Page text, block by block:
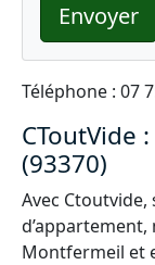
Envoyer
Téléphone : 07
CToutVide
(93370)
Avec
Montfermeil et